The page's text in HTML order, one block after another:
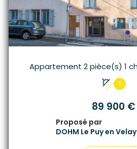
1
89 900 €
Proposé par
DOHM Le Puy en Velay